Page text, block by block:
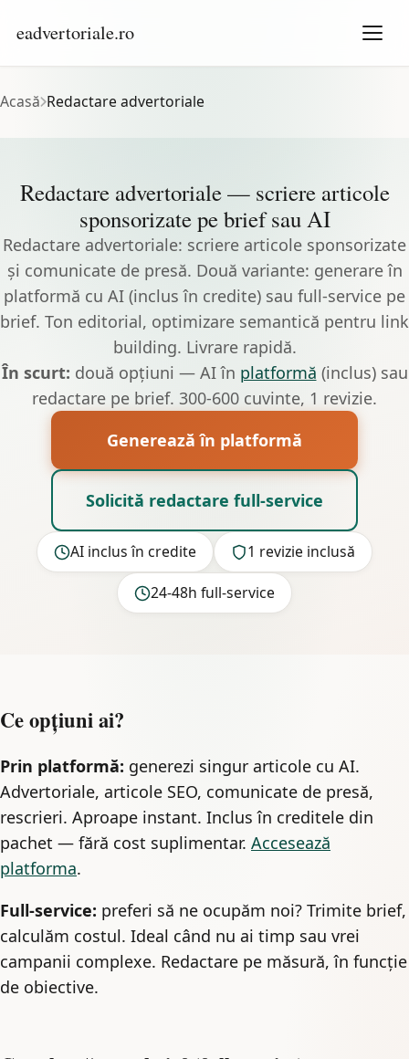
eadvertoriale.ro
Acasă Redactare advertoriale
Redactare advertoriale — scriere articole
sponsorizate pe brief sau AI
Redactare advertoriale: scriere articole sponsorizate
și comunicate de presă. Două variante: generare în
platformă cu AI (inclus în credite) sau full-service pe
brief. Ton editorial, optimizare semantică pentru link
building. Livrare rapidă.
În scurt: două opțiuni — AI în platformă (inclus) sau
redactare pe brief. 300-600 cuvinte, 1 revizie.
Generează în platformă
Solicită redactare full-service
AI inclus în credite 1 revizie inclusă
24-48h full-service
Ce opțiuni ai?
Prin platformă: generezi singur articole cu AI.
Advertoriale, articole SEO, comunicate de presă,
rescrieri. Aproape instant. Inclus în creditele din
pachet — fără cost suplimentar. Accesează
platforma.
Full-service: preferi să ne ocupăm noi? Trimite brief,
calculăm costul. Ideal când nu ai timp sau vrei
campanii complexe. Redactare pe măsură, în funcție
de obiective.